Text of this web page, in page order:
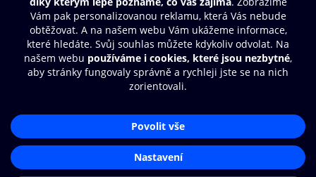
Další zábava
© O2 Czech Republic a.s.
Přístupnost
Zásady zpracování osobních údajůAplikace O2 Knihovna
Čti a poslouchej své e-knihy a
audioknihy rychleji a pohodlněji.